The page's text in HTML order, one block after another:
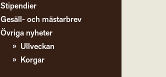
Stipendier
Gesäll- och mästarbrev
Övriga nyheter
Ullveckan
Korgar